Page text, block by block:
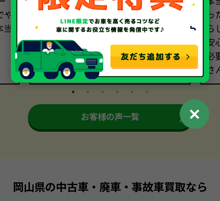
した。さらに、古い上に事故歴のあ
る車でしたが、快く買い取っていた
だき、大満足です。もちろん、事故は
避けたいですが、もしもの時はまた
お願いしたいです。
お客様の声一覧
岡山県の中古車・廃車・事故車買取なら
✕